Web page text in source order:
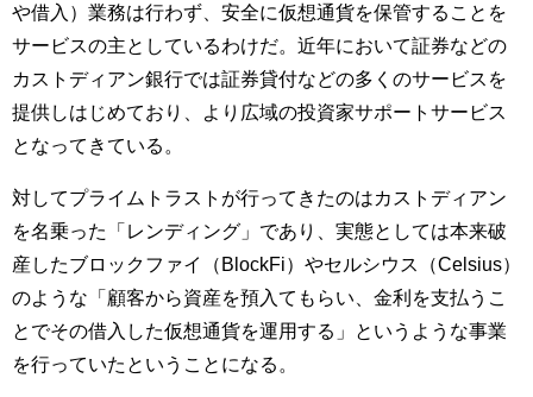
や借入）業務は行わず、安全に仮想通貨を保管することを
サービスの主としているわけだ。近年において証券などの
カストディアン銀行では証券貸付などの多くのサービスを
提供しはじめており、より広域の投資家サポートサービス
となってきている。
対してプライムトラストが行ってきたのはカストディアン
を名乗った「レンディング」であり、実態としては本来破
産したブロックファイ（BlockFi）やセルシウス（Celsius）
のような「顧客から資産を預入てもらい、金利を支払うこ
とでその借入した仮想通貨を運用する」というような事業
を行っていたということになる。